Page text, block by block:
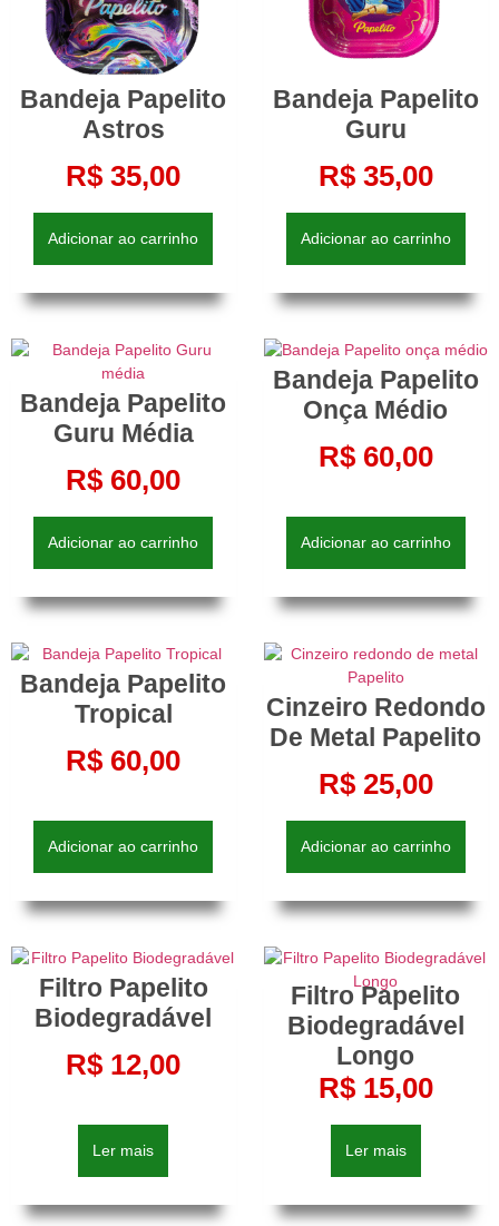
Bandeja Papelito
Astros
R$ 35,00
Adicionar ao carrinho
Bandeja Papelito
Guru
R$35,00
Adicionar ao carrinho
Bandeja Papelito
Guru Média
R$ 60,00
Adicionar ao carrinho
Bandeja Papelito
Onça Médio
R$60,00
Adicionar ao carrinho
Bandeja Papelito
Tropical
R$ 60,00
Adicionar ao carrinho
Cinzeiro Redondo
De Metal Papelito
R$25,00
Adicionar ao carrinho
Filtro Papelito
Biodegradável
R$ 12,00
Ler mais
Filtro Papelito
Biodegradável
Longo
R$15,00
Ler mais